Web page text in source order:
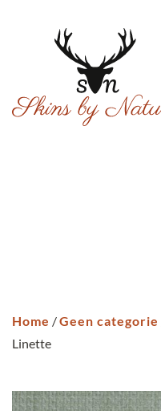
Home /Geen categorie
Linette